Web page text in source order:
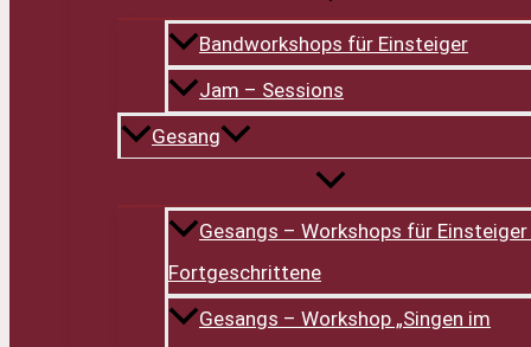
Bandworkshops für Einsteiger
Jam – Sessions
Gesang
Gesangs – Workshops für Einsteiger
Fortgeschrittene
Gesangs – Workshop „Singen im